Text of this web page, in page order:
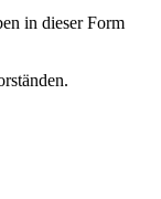
in dieser Form